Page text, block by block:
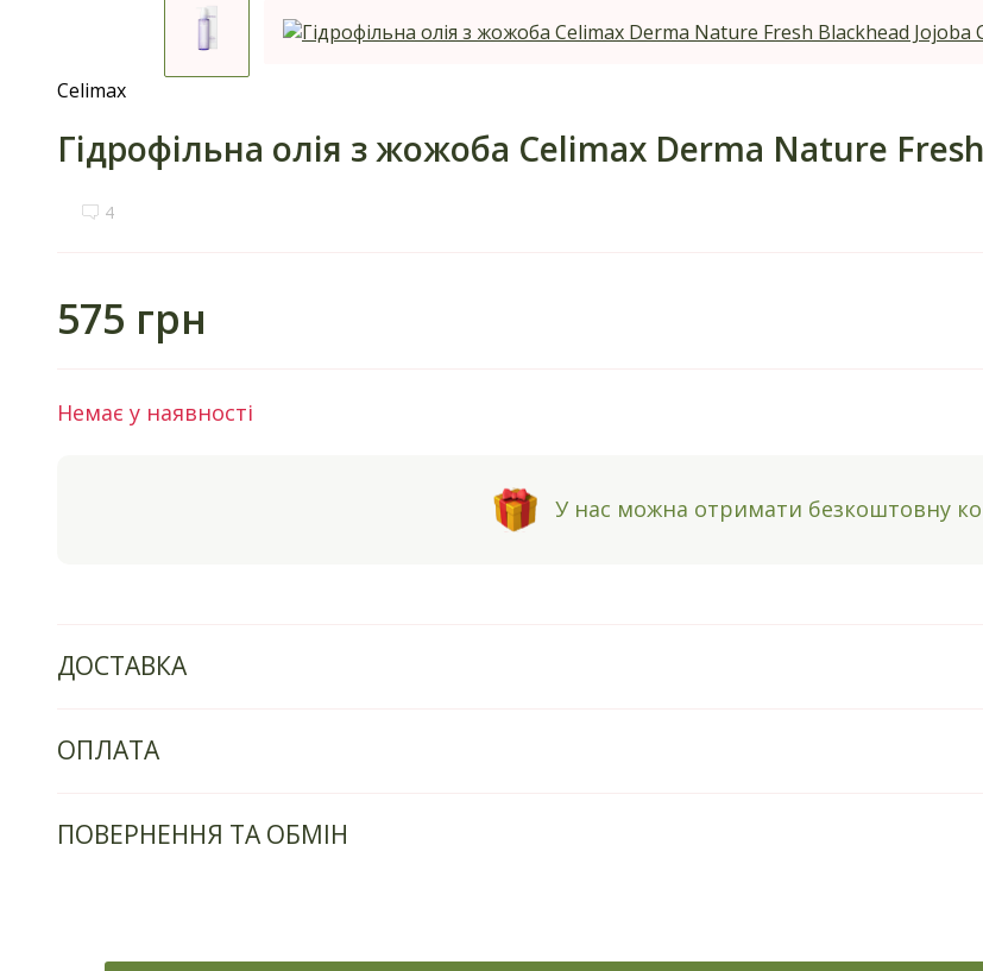
Celimax
Гідрофільна олія з жожоба Celimax Derma Nature
4
575 грн
Немає у наявності
У нас можна отримати безкоштовну
ДОСТАВКА
ОПЛАТА
ПОВЕРНЕННЯ ТА ОБМІН